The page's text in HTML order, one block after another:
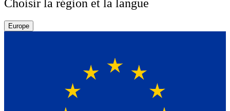
Choisir la région et la langue
Europe